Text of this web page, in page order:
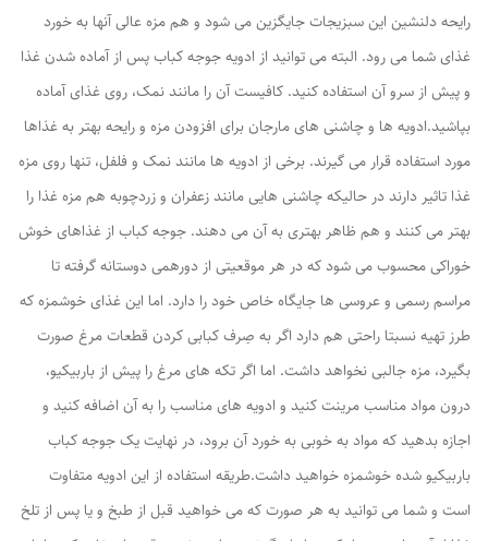
رایحه دلنشین این سبزیجات جایگزین می شود و هم مزه عالی آنها به خورد
غذای شما می رود. البته می توانید از ادویه جوجه کباب پس از آماده شدن غذا
و پیش از سرو آن استفاده کنید. کافیست آن را مانند نمک، روی غذای آماده
بپاشید.ادویه ها و چاشنی های مارجان برای افزودن مزه و رایحه بهتر به غذاها
مورد استفاده قرار می گیرند. برخی از ادویه ها مانند نمک و فلفل، تنها روی مزه
غذا تاثیر دارند در حالیکه چاشنی هایی مانند زعفران و زردچوبه هم مزه غذا را
بهتر می کنند و هم ظاهر بهتری به آن می دهند. جوجه کباب از غذاهای خوش
خوراکی محسوب می شود که در هر موقعیتی از دورهمی دوستانه گرفته تا
مراسم رسمی و عروسی ها جایگاه خاص خود را دارد. اما این غذای خوشمزه که
طرز تهیه نسبتا راحتی هم دارد اگر به صِرف کبابی کردن قطعات مرغ صورت
بگیرد، مزه جالبی نخواهد داشت. اما اگر تکه های مرغ را پیش از باربیکیو،
درون مواد مناسب مرینت کنید و ادویه های مناسب را به آن اضافه کنید و
اجازه بدهید که مواد به خوبی به خورد آن برود، در نهایت یک جوجه کباب
باربیکیو شده خوشمزه خواهید داشت.طریقه استفاده از این ادویه متفاوت
است و شما می توانید به هر صورت که می خواهید قبل از طبخ و یا پس از تلخ